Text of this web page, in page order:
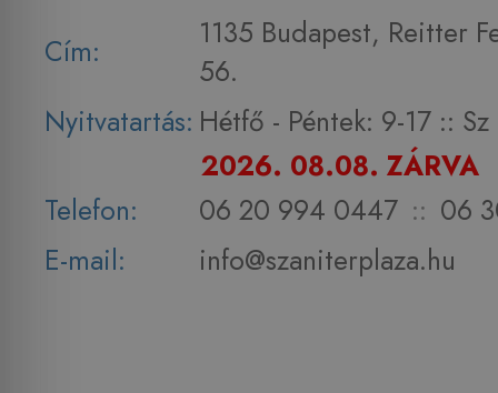
Cím:
1135 Budapest, Reitter
56.
Nyitvatartás: Hétfő - Péntek: 9-17 :: Sz
2026. 08.08. ZÁRVA
Telefon:
06 20 994 0447 :: 06
E-mail:
info@szaniterplaza.hu